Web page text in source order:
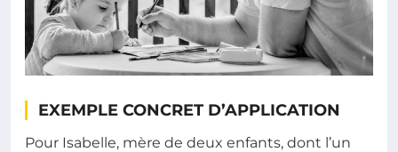
EXEMPLE CONCRET D’APPLICATION
Pour Isabelle, mère de deux enfants, dont l’un